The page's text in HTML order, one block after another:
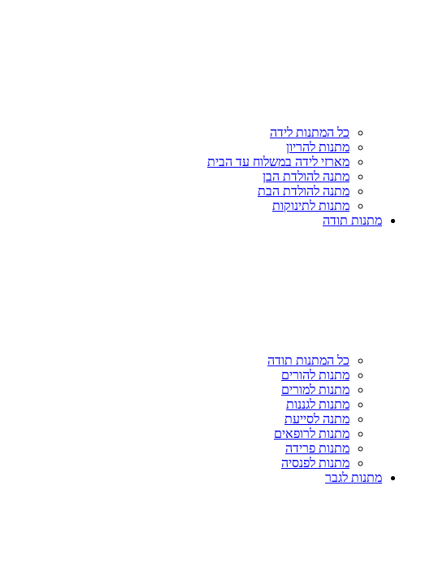
כל המתנות לידה
מתנות להריון
מארזי לידה במשלוח עד הבית
מתנה להולדת הבן
מתנה להולדת הבת
מתנות לתינוקות
מתנות תודה
כל המתנות תודה
מתנות להורים
מתנות למורים
מתנות לגננות
מתנה לסייעת
מתנות לרופאים
מתנות פרידה
מתנות לפנסיה
מתנות לגבר